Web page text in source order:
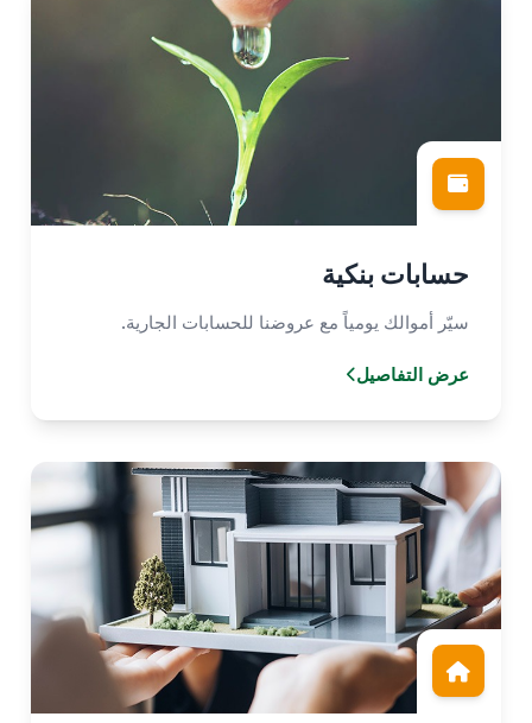
حسابات بنكية
سيّر أموالك يومياً مع عروضنا للحسابات الجارية.
عرض التفاصيل